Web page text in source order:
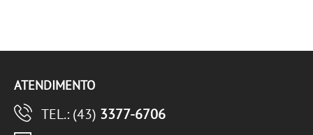
ATENDIMENTO
TEL.: (43) 3377-6706